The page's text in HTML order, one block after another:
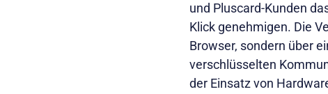
und Pluscard-Kunden
Klick genehmigen. Die
Browser, sondern über
verschlüsselten
der Einsatz von